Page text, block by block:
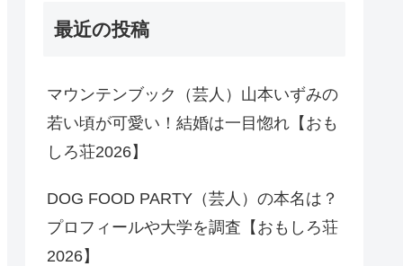
最近の投稿
マウンテンブック（芸人）山本いずみの
若い頃が可愛い！結婚は一目惚れ【おも
しろ荘2026】
DOG FOOD PARTY（芸人）の本名は？
プロフィールや大学を調査【おもしろ荘
2026】